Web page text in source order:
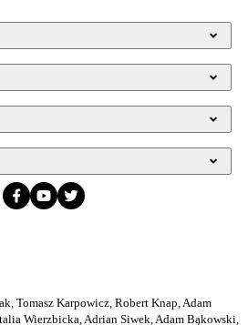
Tomasz Karpowicz, Robert Knap, Adam
Wierzbicka, Adrian Siwek, Adam Bąkowski,